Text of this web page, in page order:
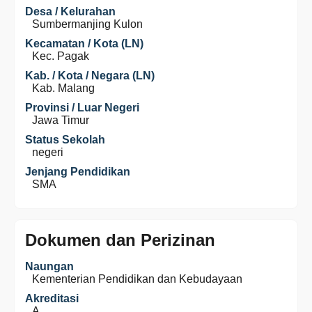
Desa / Kelurahan
Sumbermanjing Kulon
Kecamatan / Kota (LN)
Kec. Pagak
Kab. / Kota / Negara (LN)
Kab. Malang
Provinsi / Luar Negeri
Jawa Timur
Status Sekolah
negeri
Jenjang Pendidikan
SMA
Dokumen dan Perizinan
Naungan
Kementerian Pendidikan dan Kebudayaan
Akreditasi